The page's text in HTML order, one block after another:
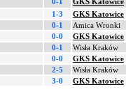
1-3 GKS Katowice
0-1 Amica Wronki
0-0 GKS Katowice
0-1 Wisła Kraków
0-0 GKS Katowice
2-5 Wisła Kraków
3-0 GKS Katowice